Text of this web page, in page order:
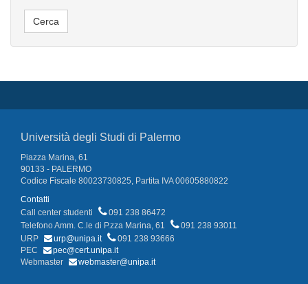
Università degli Studi di Palermo
Piazza Marina, 61
90133 - PALERMO
Codice Fiscale 80023730825, Partita IVA 00605880822
Contatti
Call center studenti
091 238 86472
Telefono Amm. C.le di P.zza Marina, 61
091 238 93011
URP
urp@unipa.it
091 238 93666
PEC
pec@cert.unipa.it
Webmaster
webmaster@unipa.it